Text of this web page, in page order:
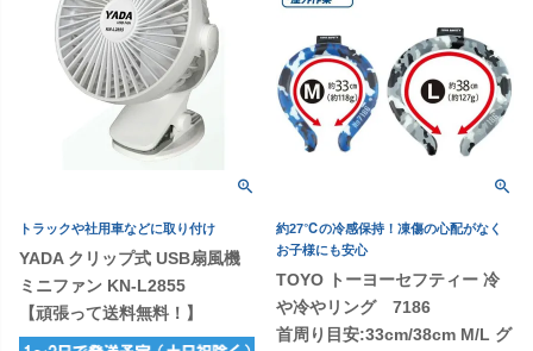
トラックや社用車などに取り付け
YADA クリップ式 USB扇風機
ミニファン KN-L2855
【頑張って送料無料！】
約27℃の冷感保持！凍傷の心配がなく
お子様にも安心
TOYO トーヨーセフティー 冷
や冷やリング 7186
首周り目安:33cm/38cm M/L グ